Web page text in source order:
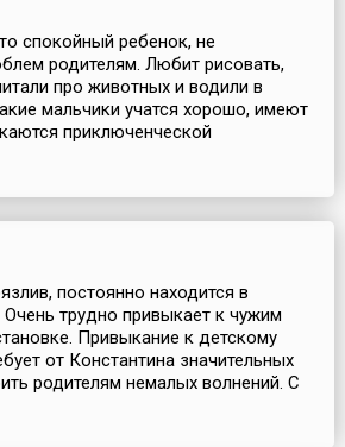
спокойный ребенок, не
родителям. Любит рисовать,
про животных и водили в
мальчики учатся хорошо, имеют
приключенческой
постоянно находится в
Очень трудно привыкает к чужим
Привыкание к детскому
от Константина значительных
родителям немалых волнений. С